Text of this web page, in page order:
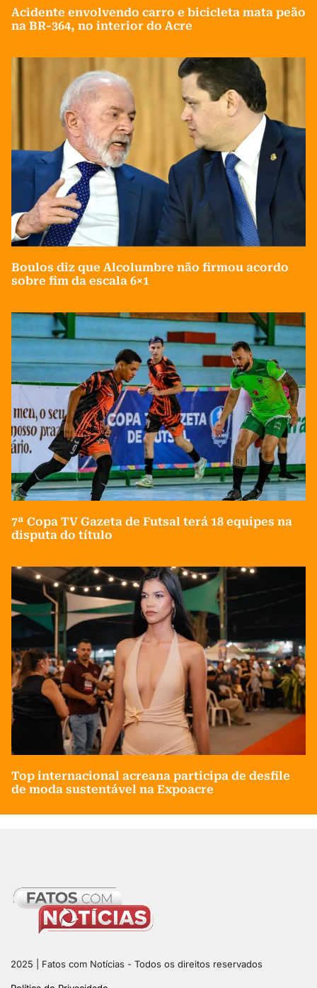
Acidente envolvendo carro e bicicleta mata peão
na BR-364, no interior do Acre
Boulos diz que Alcolumbre não firmou acordo
sobre fim da escala 6×1
7ª Copa TV Gazeta de Futsal terá 18 equipes na
disputa do título
Top internacional acreana participa de desfile
de moda sustentável na Expoacre
2025 | Fatos com Notícias - Todos os direitos reservados